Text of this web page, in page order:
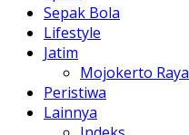
Sepak Bola
Lifestyle
Jatim
Mojokerto Raya
Peristiwa
Lainnya